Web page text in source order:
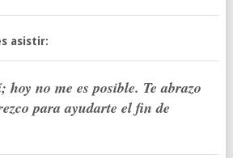
asistir:
no me es posible. Te abrazo
para ayudarte el fin de